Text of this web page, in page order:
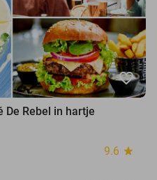
favorite_border
De Rebel in hartje
9.6 star